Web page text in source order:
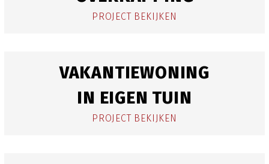
PROJECT BEKIJKEN
VAKANTIEWONING
IN EIGEN TUIN
PROJECT BEKIJKEN